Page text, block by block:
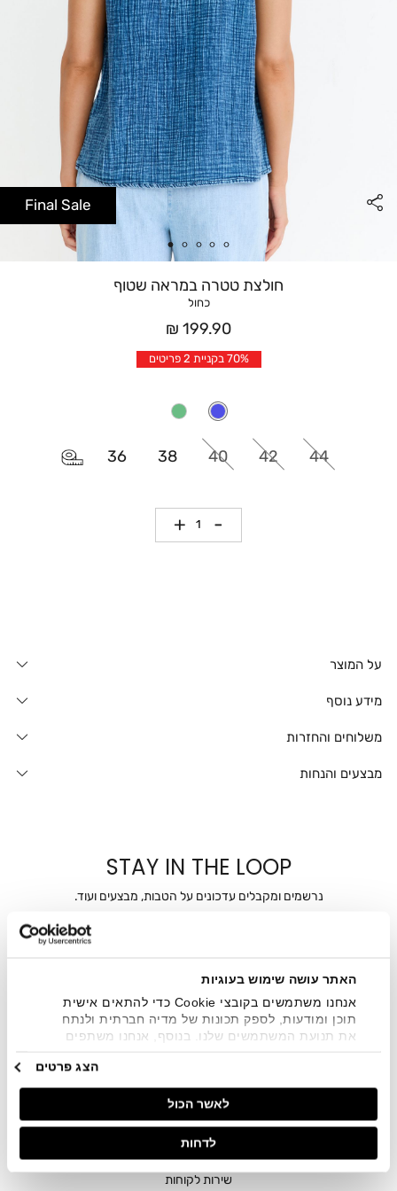
האתר עושה שימוש בעוגיות
אנחנו משתמשים בקובצי Cookie כדי להתאים אישית
תוכן ומודעות, לספק תכונות של מדיה חברתית ולנתח
את תנועת המשתמשים שלנו. בנוסף, אנחנו משתפים
מתחומי המדיה החברתית, הפרסום וניתוח הנתונים.
גורמים אלה עשויים לשלב את הנתונים האלה עם מידע
אחר שסיפקתם או שהם אספו בעקבות השימוש שעשיתם
בשירותים שלהם.
הצג פרטים
לאשר הכול
לדחות
חולצת טטרה במראה שטוף
כחול
מחיר
אחרי
הנחה
199.90 ₪
70% בקניית 2 פריטים
36 38 40 42 44
כמות
על המוצר
מידע נוסף
משלוחים והחזרות
מבצעים והנחות
Final Sale
STAY IN THE LOOP
נרשמים ומקבלים עדכונים על הטבות, מבצעים ועוד.
שיווקיים בכלל פרטי הקשר המצויים בידי החברה ובכלל זה דוא"ל
SMS ועוד. המידע ייאסף בהתאם למדיניות הפרטיות של החברה.
"צפייה במדיניות הפרטיות".
חנויות
שירות לקוחות